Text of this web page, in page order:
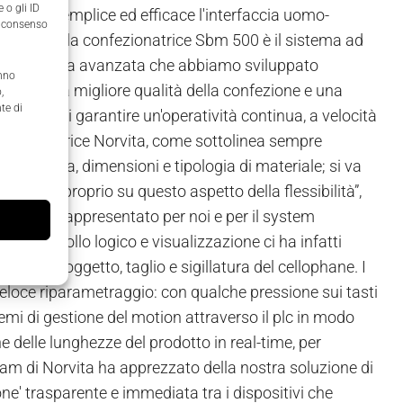
o gli ID
di
“rende semplice ed efficace l'interfaccia uomo-
della confezionatrice Sbm 500 è il sistema ad
ricerca avanzata che abbiamo sviluppato
una migliore qualità della confezione e una
di garantire un'operatività continua, a velocità
Norvita, come sottolinea sempre
forma, dimensioni e tipologia di materiale; si va
E proprio su questo aspetto della flessibilità”,
ha rappresentato per noi e per il system
controllo logico e visualizzazione ci ha infatti
dell'oggetto, taglio e sigillatura del cellophane. I
riparametraggio: con qualche pressione sui tasti
di gestione del motion attraverso il plc in modo
delle lunghezze del prodotto in real-time, per
di Norvita ha apprezzato della nostra soluzione di
trasparente e immediata tra i dispositivi che